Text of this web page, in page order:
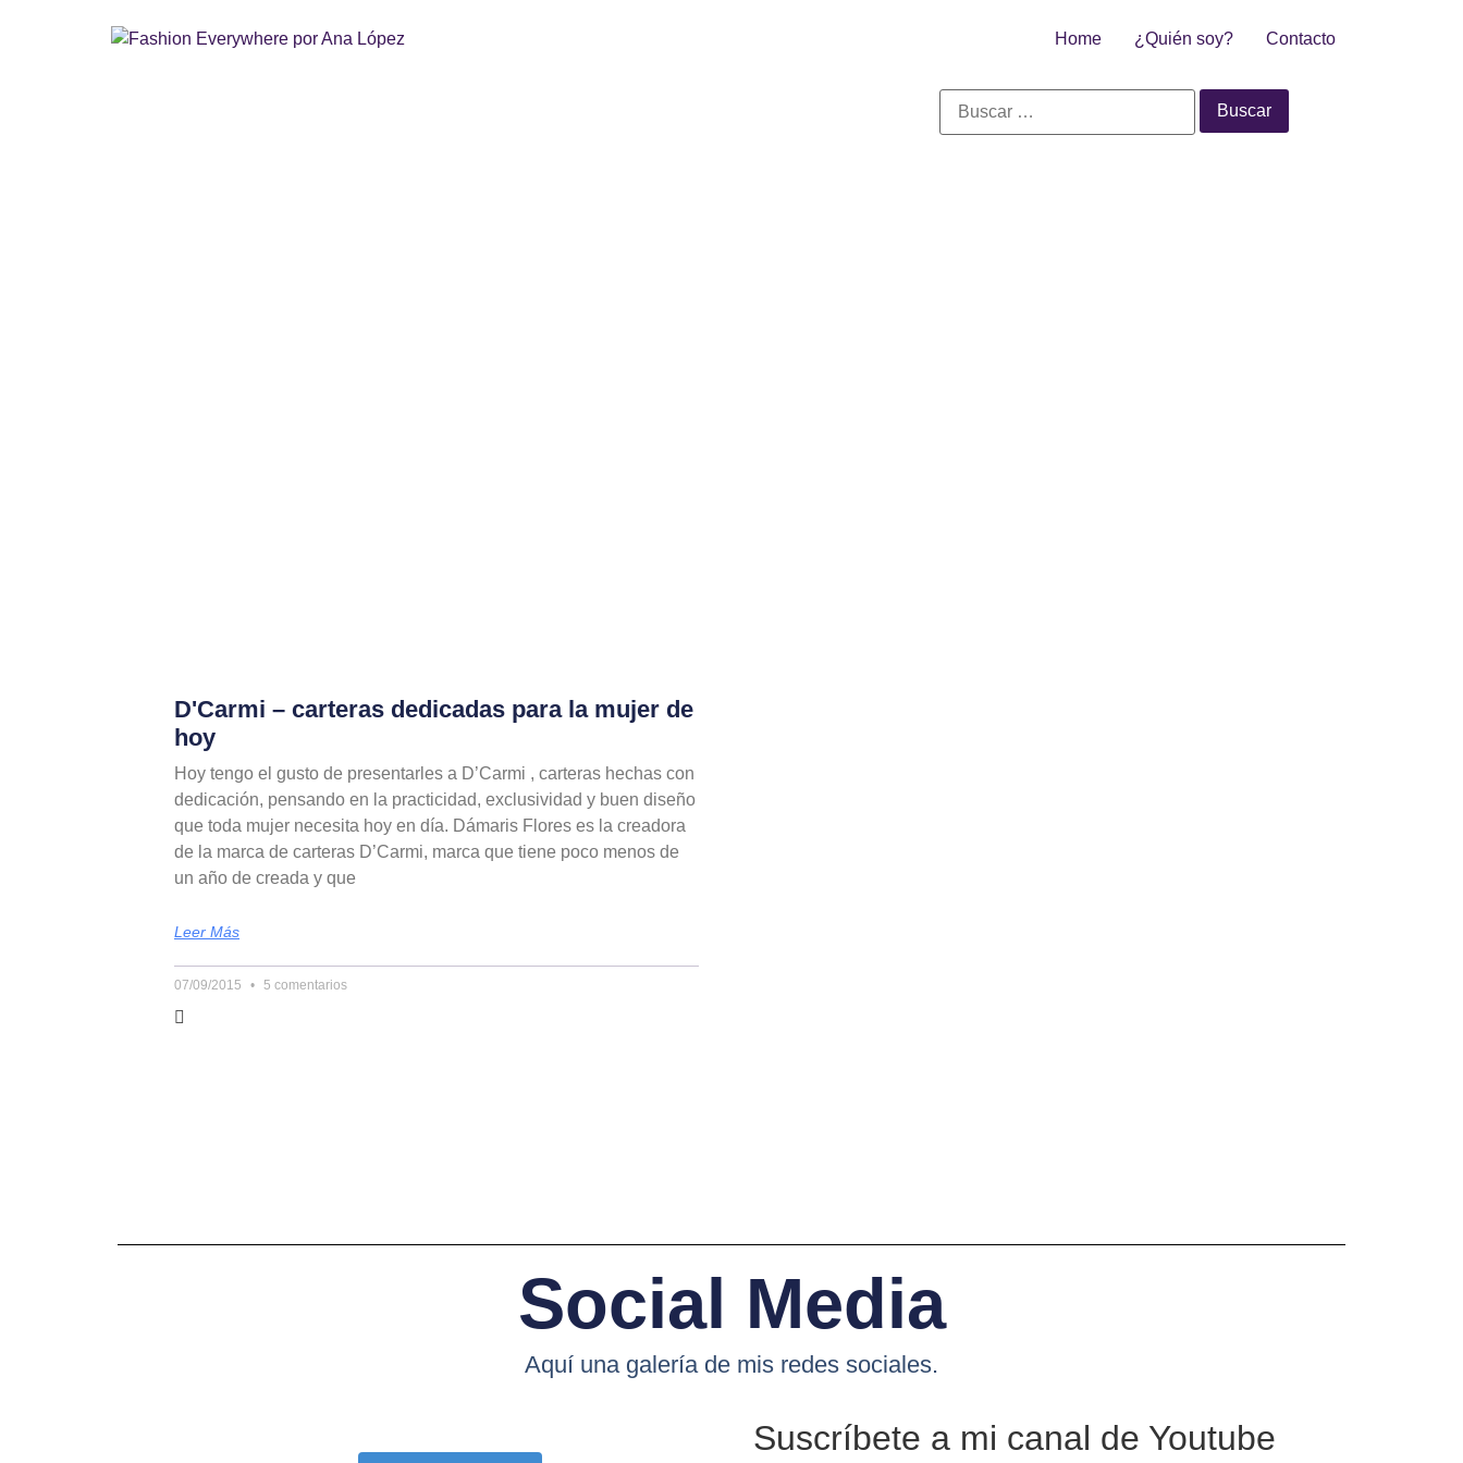
Home ¿Quién soy? Contacto
D'Carmi – carteras dedicadas para la mujer de
hoy
Hoy tengo el gusto de presentarles a D’Carmi , carteras hechas con
dedicación, pensando en la practicidad, exclusividad y buen diseño
que toda mujer necesita hoy en día. Dámaris Flores es la creadora
de la marca de carteras D’Carmi, marca que tiene poco menos de
un año de creada y que
Leer Más
07/09/2015 5 comentarios
Social Media
Aquí una galería de mis redes sociales.
Suscríbete a mi canal de Youtube